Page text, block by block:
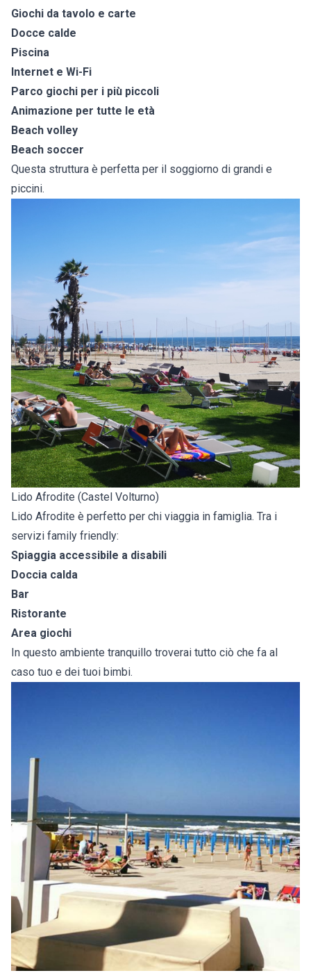
Giochi da tavolo e carte
Docce calde
Piscina
Internet e Wi-Fi
Parco giochi per i più piccoli
Animazione per tutte le età
Beach volley
Beach soccer
Questa struttura è perfetta per il soggiorno di grandi e
piccini.
Lido Afrodite (Castel Volturno)
Lido Afrodite è perfetto per chi viaggia in famiglia. Tra i
servizi family friendly:
Spiaggia accessibile a disabili
Doccia calda
Bar
Ristorante
Area giochi
In questo ambiente tranquillo troverai tutto ciò che fa al
caso tuo e dei tuoi bimbi.